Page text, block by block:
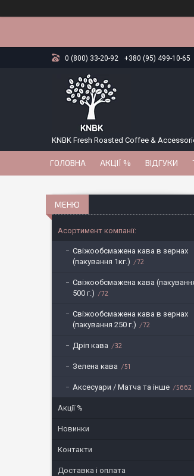
0 (800) 33-20-92 +380 (95) 499-10-65
KNBK Fresh Roasted Coffee &
ГОЛОВНА АКЦІЇ % ВІДГУКИ
Асортимент компанії:
Свіжообсмажена кава в зернах
(пакування 1кг.)
72
Свіжообсмажена кава
500 г.)
72
Свіжообсмажена кава в зернах
(пакування 250 г.)
72
Дріп кава 32
Зелена кава 51
Аксесуари / Матча та інше 5662
Акції %
Новинки
Контакти
Доставка і оплата